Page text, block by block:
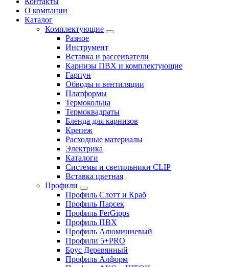
О компании
Каталог
Комплектующие
Разное
Инструмент
Вставка и рассеиватели
Карнизы ПВХ и комплектующие
Гарпун
Обводы и вентиляции
Платформы
Термокольца
Термоквадраты
Бленда для карнизов
Крепеж
Расходные материалы
Электрика
Каталоги
Системы и светильники CLIP
Вставка цветная
Профили
Профиль Слотт и Краб
Профиль Парсек
Профиль FerGipps
Профиль ПВХ
Профиль Алюминиевый
Профили 5+PRO
Брус Деревянный
Профиль Алформ